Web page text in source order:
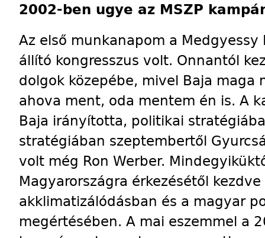
2002-ben ugye az MSZP
Az első munkanapom a
állító kongresszus volt. Onnantól
dolgok közepébe, mivel Baja maga
ahova ment, oda mentem én is. A
Baja irányította, politikai
stratégiában szeptembertől
volt még Ron Werber.
Magyarországra érkezésétől
akklimatizálódásban és a magyar
megértésében. A mai eszemmel a